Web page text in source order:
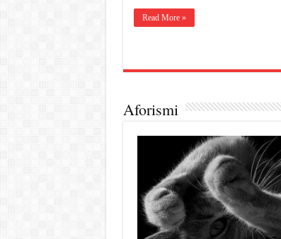
Read More »
Aforismi